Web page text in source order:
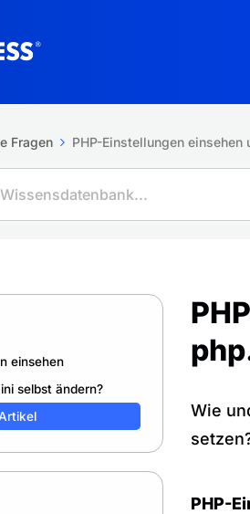
Fragen PHP-Einstellungen
einsehen
selbst ändern?
Wie
PHP-